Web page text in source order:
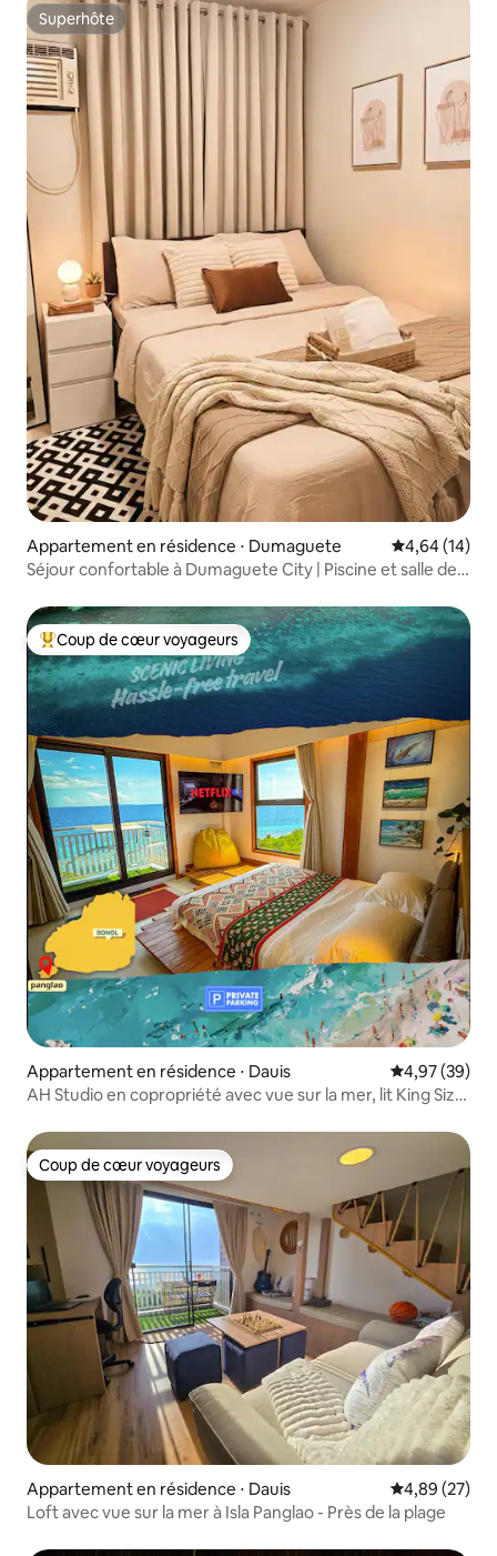
Superhôte
Superhôte
Appartement en résidence ⋅ Dumaguete Évaluation
4,64 (14)
Séjour confortable à Dumaguete City | Piscine et salle de
Coups de cœur voyageurs les plus appréciés
Coup de cœur voyageurs
Appartement en résidence ⋅ Dauis Évaluation
4,97 (39)
AH Studio en copropriété avec vue sur la mer, lit King Size,
Coup de cœur voyageurs
Coup de cœur voyageurs
Appartement en résidence ⋅ Dauis Évaluation
4,89 (27)
Loft avec vue sur la mer à Isla Panglao - Près de la plage